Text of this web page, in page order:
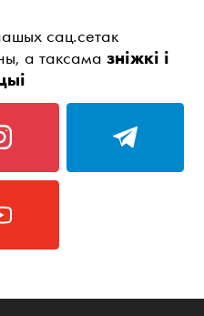
сац.сетак
а таксама зніжкі і